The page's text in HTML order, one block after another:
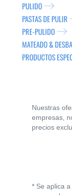
PULIDO
PASTAS DE PULIR
PRE-PULIDO
MATEADO &
PRODUCTOS
Nuestras
empresas,
precios
* Se aplica